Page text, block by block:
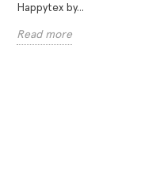
Happytex by...
Read more